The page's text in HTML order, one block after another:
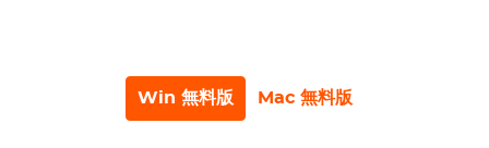
Win 無料版 Mac 無料版